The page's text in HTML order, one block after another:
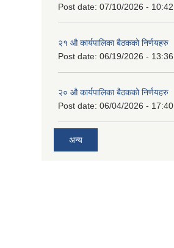
Post date: 07/10/2026 - 10:42
२१ औ कार्यपालिका बैठकको निर्णयहरु
Post date: 06/19/2026 - 13:36
२० औ कार्यपालिका बैठकको निर्णयहरु
Post date: 06/04/2026 - 17:40
अन्य